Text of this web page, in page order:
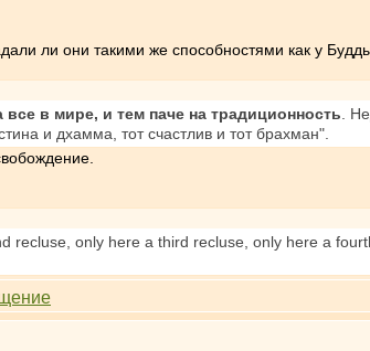
ли они такими же способностями как у
в мире, и тем паче на традиционность .
и дхамма, тот счастлив и тот брахман".
recluse, only here a third recluse, only here a